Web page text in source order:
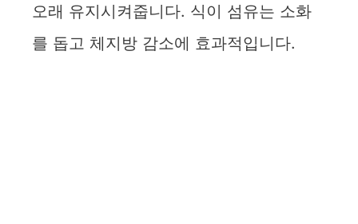
오래 유지시켜줍니다. 식이 섬유는 소화
를 돕고 체지방 감소에 효과적입니다.